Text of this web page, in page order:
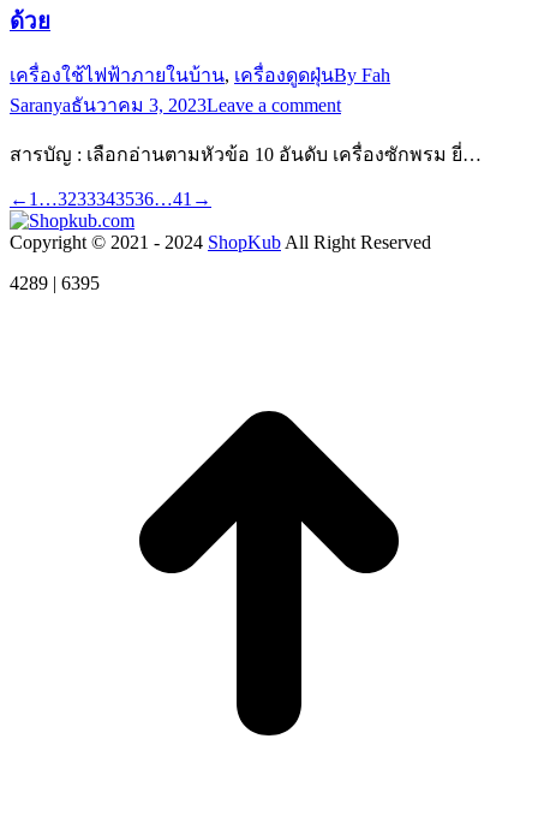
ด้วย
เครื่องใช้ไฟฟ้าภายในบ้าน, เครื่องดูดฝุ่นBy Fah
Saranyaธันวาคม 3, 2023Leave a comment
สารบัญ : เลือกอ่านตามหัวข้อ 10 อันดับ เครื่องซักพรม ยี่…
← 1 …3233343536…41 →
Copyright © 2021 - 2024 ShopKub All Right Reserved
4289 | 6395